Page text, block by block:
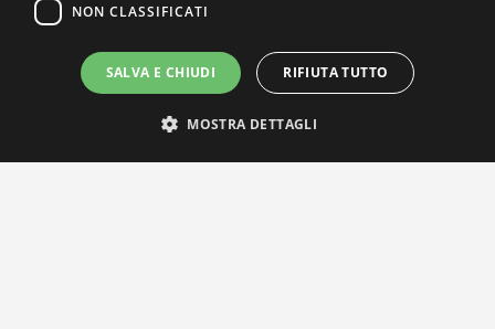
NON CLASSIFICATI
SALVA E CHIUDI RIFIUTA TUTTO
MOSTRA DETTAGLI